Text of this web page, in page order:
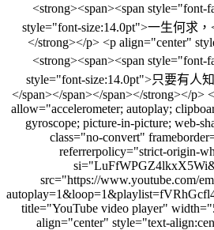
<strong><span><span
style="font-size:14.0pt">一生何求，
</strong></p> <p align="center"
<strong><span><span
style="font-size:14.0pt">只要有人
</span></span></span></strong></p>
allow="accelerometer; autoplay;
gyroscope; picture-in-picture; web-
class="no-convert"
referrerpolicy="strict-origin-
src="https://www.youtube.com/
title="YouTube video player"
align="center" style="text-